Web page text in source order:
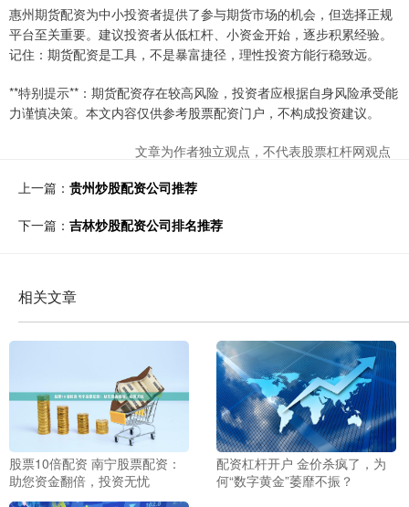
惠州期货配资为中小投资者提供了参与期货市场的机会，但选择正规
平台至关重要。建议投资者从低杠杆、小资金开始，逐步积累经验。
记住：期货配资是工具，不是暴富捷径，理性投资方能行稳致远。
**特别提示**：期货配资存在较高风险，投资者应根据自身风险承受能
力谨慎决策。本文内容仅供参考股票配资门户，不构成投资建议。
文章为作者独立观点，不代表股票杠杆网观点
上一篇： 贵州炒股配资公司推荐
下一篇： 吉林炒股配资公司排名推荐
相关文章
股票10倍配资 南宁股票配资：
助您资金翻倍，投资无忧
配资杠杆开户 金价杀疯了，为
何“数字黄金”萎靡不振？